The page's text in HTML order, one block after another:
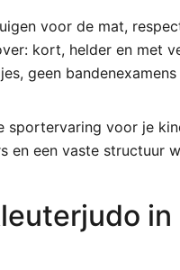
voor de mat,
kort, helder en met
geen
sportervaring voor je
en een vaste structuur
in